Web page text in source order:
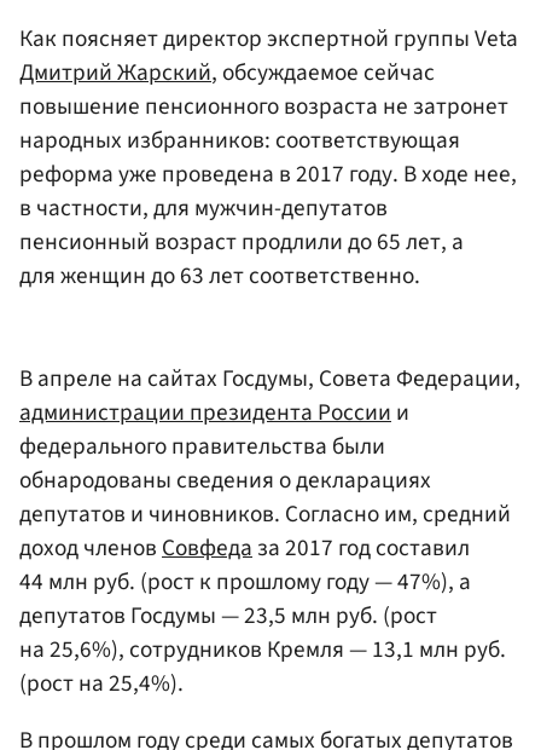
Как поясняет директор экспертной группы Veta
Дмитрий Жарский, обсуждаемое сейчас
повышение пенсионного возраста не затронет
народных избранников: соответствующая
реформа уже проведена в 2017 году. В ходе нее,
в частности, для мужчин-депутатов
пенсионный возраст продлили до 65 лет, а
для женщин до 63 лет соответственно.
В апреле на сайтах Госдумы, Совета Федерации,
администрации президента Россиии
федерального правительства были
обнародованы сведения о декларациях
депутатов и чиновников. Согласно им, средний
доход членовСовфедаза 2017 год составил
44 млн руб. (рост к прошлому году — 47%), а
депутатов Госдумы — 23,5 млн руб. (рост
на 25,6%), сотрудников Кремля — 13,1 млн руб.
(рост на 25,4%).
В прошлом году среди самых богатых депутатов